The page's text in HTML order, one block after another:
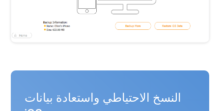
النسخ الاحتياطي واستعادة بيانات